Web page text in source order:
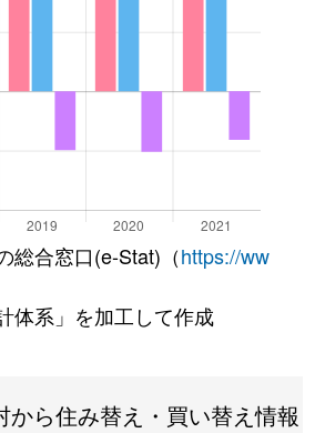
総合窓口(e-Stat)（https://ww
体系」を加工して作成
から住み替え・買い替え情報